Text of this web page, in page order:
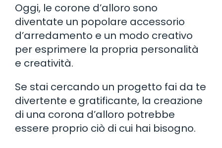
Oggi, le corone d’alloro sono
diventate un popolare accessorio
d’arredamento e un modo creativo
per esprimere la propria personalità
e creatività.
Se stai cercando un progetto fai da te
divertente e gratificante, la creazione
di una corona d’alloro potrebbe
essere proprio ciò di cui hai bisogno.